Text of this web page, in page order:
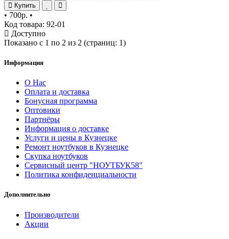
Купить
• 700р. •
Код товара: 92-01
Доступно
Показано с 1 по 2 из 2 (страниц: 1)
Информация
О Нас
Оплата и доставка
Бонусная программа
Оптовики
Партнёры
Информация о доставке
Услуги и цены в Кузнецке
Ремонт ноутбуков в Кузнецке
Скупка ноутбуков
Сервисный центр "НОУТБУК58"
Политика конфиденциальности
Дополнительно
Производители
Акции